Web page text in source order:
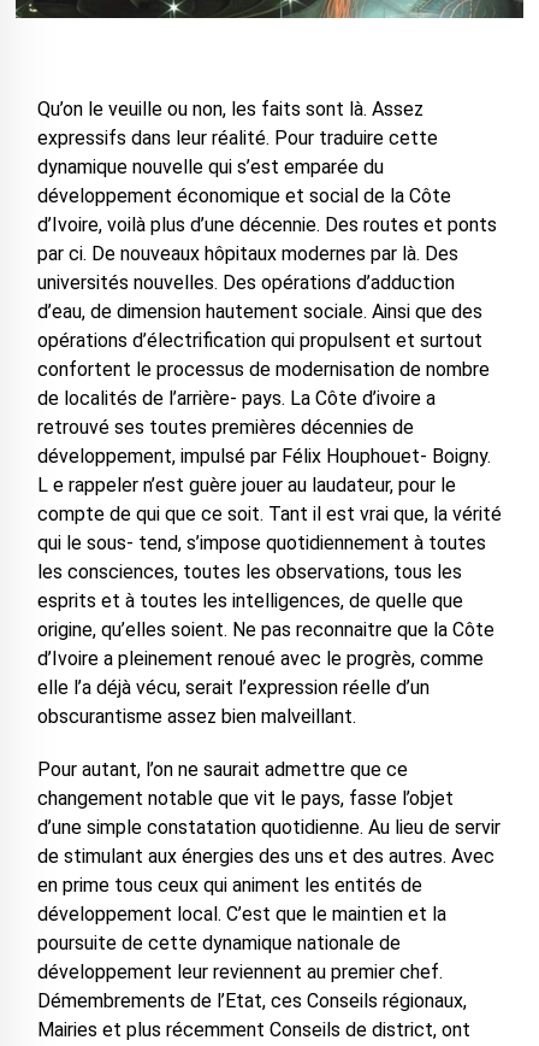
Qu’on le veuille ou non, les faits sont là. Assez
expressifs dans leur réalité. Pour traduire cette
dynamique nouvelle qui s’est emparée du
développement économique et social de la Côte
d’Ivoire, voilà plus d’une décennie. Des routes et ponts
par ci. De nouveaux hôpitaux modernes par là. Des
universités nouvelles. Des opérations d’adduction
d’eau, de dimension hautement sociale. Ainsi que des
opérations d’électrification qui propulsent et surtout
confortent le processus de modernisation de nombre
de localités de l’arrière- pays. La Côte d’ivoire a
retrouvé ses toutes premières décennies de
développement, impulsé par Félix Houphouet- Boigny.
L e rappeler n’est guère jouer au laudateur, pour le
compte de qui que ce soit. Tant il est vrai que, la vérité
qui le sous- tend, s’impose quotidiennement à toutes
les consciences, toutes les observations, tous les
esprits et à toutes les intelligences, de quelle que
origine, qu’elles soient. Ne pas reconnaitre que la Côte
d’Ivoire a pleinement renoué avec le progrès, comme
elle l’a déjà vécu, serait l’expression réelle d’un
obscurantisme assez bien malveillant.
Pour autant, l’on ne saurait admettre que ce
changement notable que vit le pays, fasse l’objet
d’une simple constatation quotidienne. Au lieu de servir
de stimulant aux énergies des uns et des autres. Avec
en prime tous ceux qui animent les entités de
développement local. C’est que le maintien et la
poursuite de cette dynamique nationale de
développement leur reviennent au premier chef.
Démembrements de l’Etat, ces Conseils régionaux,
Mairies et plus récemment Conseils de district, ont